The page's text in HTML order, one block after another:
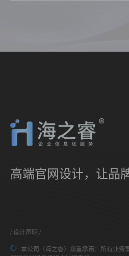
高端官网设计，让品
设计声明
本公司（海之睿）郑重承诺：所有业务